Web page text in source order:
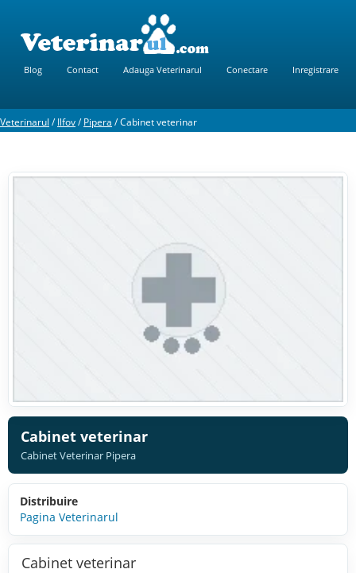
Blog Contact Adauga Veterinarul Conectare Inregistrare
Veterinarul /Ilfov/Pipera /Cabinet veterinar
Cabinet veterinar
Cabinet Veterinar Pipera
Distribuire
Pagina Veterinarul
Cabinet veterinar